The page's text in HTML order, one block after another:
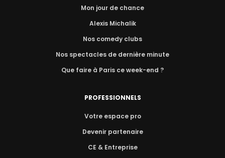
Mon jour de chance
Alexis Michalik
Nos comedy clubs
Nos spectacles de dernière minute
Que faire à Paris ce week-end ?
PROFESSIONNELS
Votre espace pro
Devenir partenaire
CE & Entreprise